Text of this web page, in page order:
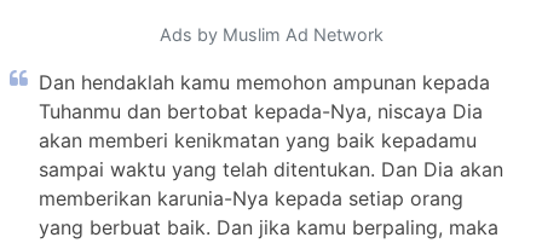
Ads by Muslim Ad Network
Dan hendaklah kamu memohon ampunan kepada
Tuhanmu dan bertobat kepada-Nya, niscaya Dia
akan memberi kenikmatan yang baik kepadamu
sampai waktu yang telah ditentukan. Dan Dia akan
memberikan karunia-Nya kepada setiap orang
yang berbuat baik. Dan jika kamu berpaling, maka